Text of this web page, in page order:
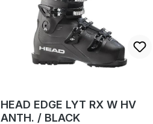
HEAD EDGE LYT RX W HV
ANTH. / BLACK